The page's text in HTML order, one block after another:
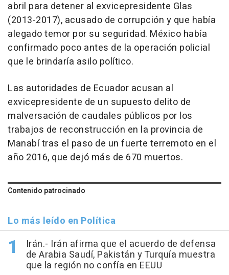
abril para detener al exvicepresidente Glas
(2013-2017), acusado de corrupción y que había
alegado temor por su seguridad. México había
confirmado poco antes de la operación policial
que le brindaría asilo político.
Las autoridades de Ecuador acusan al
exvicepresidente de un supuesto delito de
malversación de caudales públicos por los
trabajos de reconstrucción en la provincia de
Manabí tras el paso de un fuerte terremoto en el
año 2016, que dejó más de 670 muertos.
Contenido patrocinado
Lo más leído en Política
Irán.- Irán afirma que el acuerdo de defensa
de Arabia Saudí, Pakistán y Turquía muestra
que la región no confía en EEUU